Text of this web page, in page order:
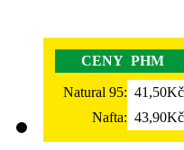
CENY PHM
Natural 95: 41,50Kč
Nafta: 43,90Kč